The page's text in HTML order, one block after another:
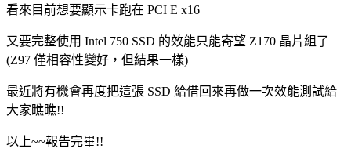
看來目前想要顯示卡跑在 PCI E x16
又要完整使用 Intel 750 SSD 的效能只能寄望 Z170 晶片組了
(Z97 僅相容性變好，但結果一樣)
最近將有機會再度把這張 SSD 給借回來再做一次效能測試給
大家瞧瞧!!
以上~~報告完畢!!